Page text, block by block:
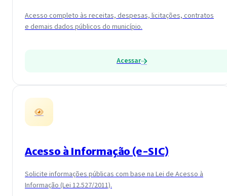
Acesso completo às receitas, despesas, licitações, contratos
e demais dados públicos do município.
Acessar
Acesso à Informação (e-SIC)
Solicite informações públicas com base na Lei de Acesso à
Informação (Lei 12.527/2011).